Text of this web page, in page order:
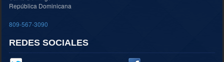
República Dominicana
809-567-3090
REDES SOCIALES